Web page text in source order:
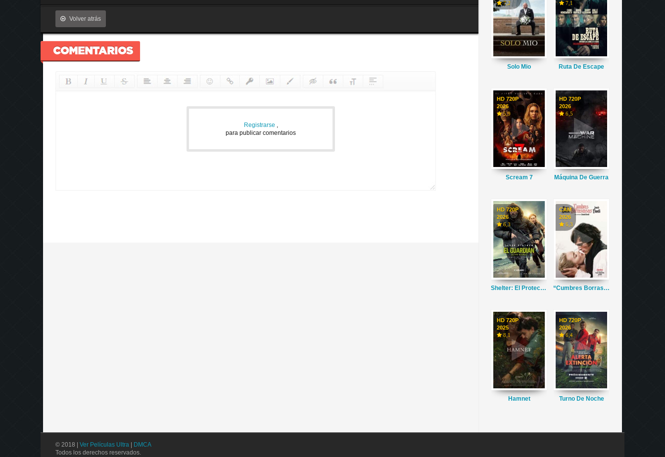
Volver atrás
COMENTARIOS
Registrarse ,
para publicar comentarios
7,2
Solo Mio
7,1
Ruta De Escape
HD 720P
2026
5,9
Scream 7
HD 720P
2026
6,5
Máquina De Guerra
HD 720P
2026
6,3
Shelter: El Protector
CAM
2026
6,3
“Cumbres Borrascosas”
HD 720P
2025
8,1
Hamnet
HD 720P
2026
6,4
Turno De Noche
© 2018 | Ver Películas Ultra
DMCA
Todos los derechos reservados.